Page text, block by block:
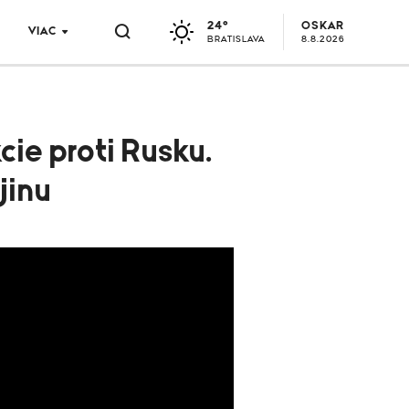
VIAC 24°
BRATISLAVA
OSKAR
8.8.2026
proti Rusku.